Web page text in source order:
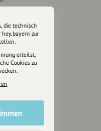
Euch
die technisch
zur
erteilst,
Cookies zu